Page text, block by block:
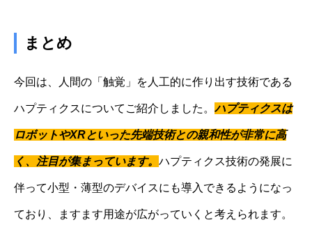
まとめ
今回は、人間の「触覚」を人工的に作り出す技術である
ハプティクスについてご紹介しました。ハプティクスは
ロボットやXRといった先端技術との親和性が非常に高
く、注目が集まっています。 ハプティクス技術の発展に
伴って小型・薄型のデバイスにも導入できるようになっ
ており、ますます用途が広がっていくと考えられます。